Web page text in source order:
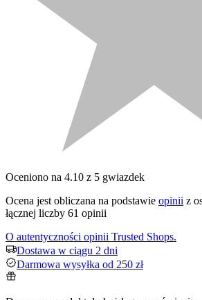
Oceniono na 4.10 z 5 gwiazdek
Ocena jest obliczana na podstawie opinii z
łącznej liczby 61 opinii
O autentyczności opinii Trusted Shops.
Dostawa w ciągu 2 dni
Darmowa wysyłka od 250 zł